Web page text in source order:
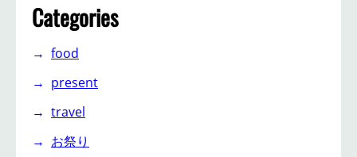
Categories
food
present
travel
お祭り